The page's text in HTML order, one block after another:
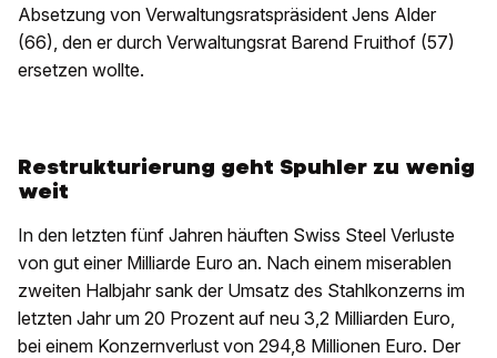
Absetzung von Verwaltungsratspräsident Jens Alder
(66), den er durch Verwaltungsrat Barend Fruithof (57)
ersetzen wollte.
Restrukturierung geht Spuhler zu wenig
weit
In den letzten fünf Jahren häuften Swiss Steel Verluste
von gut einer Milliarde Euro an. Nach einem miserablen
zweiten Halbjahr sank der Umsatz des Stahlkonzerns im
letzten Jahr um 20 Prozent auf neu 3,2 Milliarden Euro,
bei einem Konzernverlust von 294,8 Millionen Euro. Der